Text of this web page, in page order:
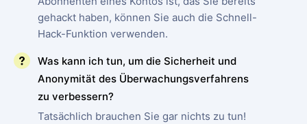
gehackt haben, können Sie auch die Schnell-
Hack-Funktion verwenden.
Was kann ich tun, um die Sicherheit und
Anonymität des Überwachungsverfahrens
zu verbessern?
Tatsächlich brauchen Sie gar nichts zu tun!